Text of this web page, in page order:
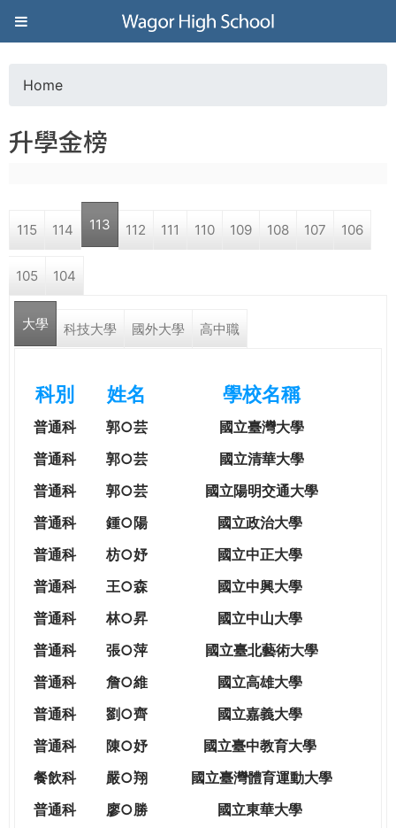
Jump to navigation
葳
格
高
學
WAGOR
TODAY
WORLD
o
a
r
e
e
Home
升學金榜
115 114 113 112 111 110 109 108 107 106
105 104
大學 科技大學 國外大學 高中職
科別 姓名 學校名稱
普通科 郭○芸
國立臺灣大學
普通科
郭○芸
國立清華大學
普通科
郭○芸
國立陽明交通大學
普通科
鍾○陽
國立政治大學
普通科
枋○妤
國立中正大學
普通科
王○森
國立中興大學
普通科
林○昇
國立中山大學
普通科
張○萍
國立臺北藝術大學
普通科
詹○維
國立高雄大學
普通科
劉○齊
國立嘉義大學
普通科
陳○妤
國立臺中教育大學
餐飲科
嚴○翔 國立臺灣體育運動大學
普通科
廖○勝
國立東華大學